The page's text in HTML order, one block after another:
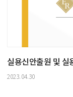
실용신안출원 및 실
2023.04.30